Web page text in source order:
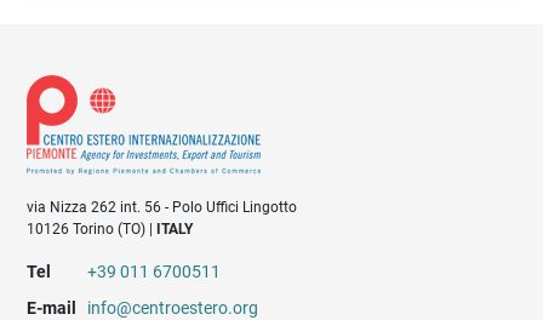
via Nizza 262 int. 56 - Polo Uffici Lingotto
10126 Torino (TO) |
ITALY
Tel
+39 011 6700511
E-mail
info@centroestero.org